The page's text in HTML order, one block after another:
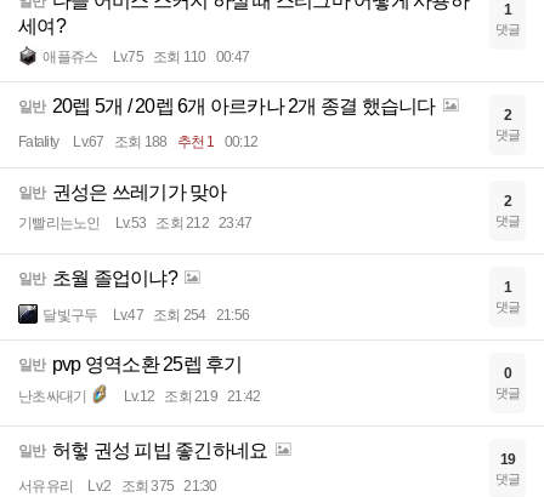
세여?
애플쥬스 Lv.75 조회 110 00:47
1
댓글
일반 20렙 5개 / 20렙 6개 아르카나 2개 종결 했습니다
FataIity Lv.67 조회 188 추천 1 00:12
2
댓글
일반 권성은 쓰레기가 맞아
기빨리는노인 Lv.53 조회 212 23:47
2
댓글
일반 초월 졸업이냐?
달빛구두 Lv.47 조회 254 21:56
1
댓글
일반 pvp 영역소환 25렙 후기
난초싸대기 Lv.12 조회 219 21:42
0
댓글
일반 허헣 권성 피빕 좋긴하네요
서유유리 Lv.2 조회 375 21:30
19
댓글